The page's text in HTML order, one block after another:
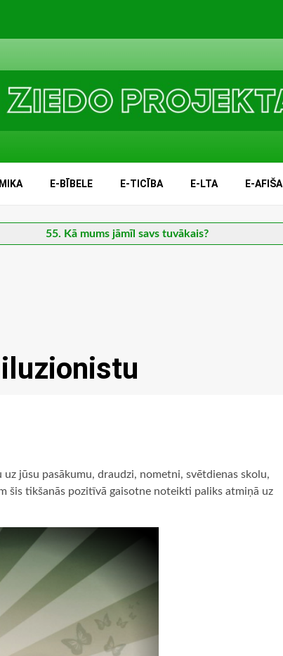
E-BĪBELE E-TICĪBA E-LTA E-AFIŠA
55. Kā mums jāmīl savs tuvākais?
jūsu pasākumu, draudzi, nometni, svētdienas skolu,
šis tikšanās pozitīvā gaisotne noteikti paliks atmiņā uz